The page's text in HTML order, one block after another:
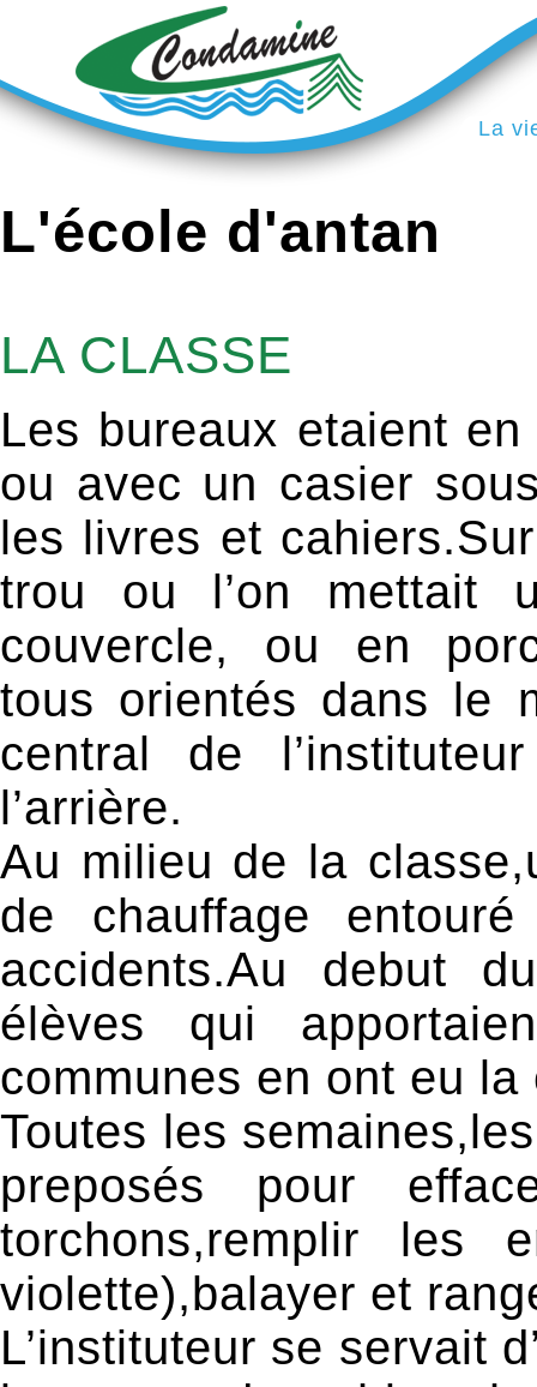
La
L'école d'antan
LA CLASSE
Les bureaux etaient
ou avec un casier
les livres et
trou ou l’on mettait
couvercle, ou en
tous orientés dans le
central de
l’arrière.
Au milieu de la
de chauffage
accidents.Au debut
élèves qui
communes en ont eu la
Toutes les
preposés pour
torchons,remplir les
violette),balayer et
L’instituteur se servait